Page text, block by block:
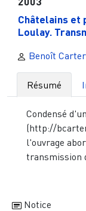
Châtelains et
Loulay.
Benoît
Résumé
Condensé
(http://
l'ouvrage
transmission
Notice